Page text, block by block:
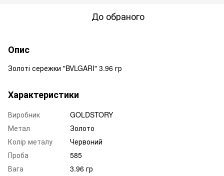
До обраного
Опис
Золоті сережки "BVLGARI" 3.96 гр
Характеристики
Виробник
GOLDSTORY
Метал
Золото
Колір металу
Червоний
Проба
585
Вага
3.96 гр